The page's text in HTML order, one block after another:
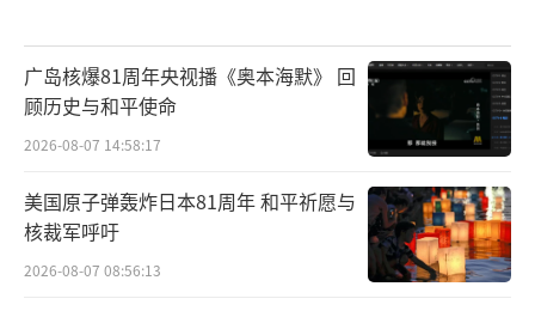
广岛核爆81周年央视播《奥本海默》 回
顾历史与和平使命
2026-08-07 14:58:17
美国原子弹轰炸日本81周年 和平祈愿与
核裁军呼吁
2026-08-07 08:56:13